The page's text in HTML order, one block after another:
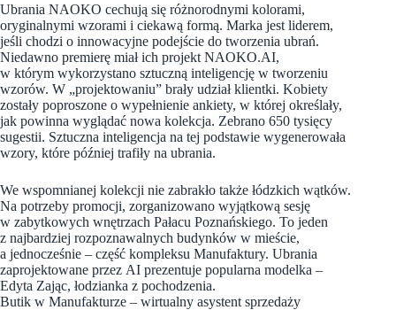
Ubrania NAOKO cechują się różnorodnymi kolorami,
oryginalnymi wzorami i ciekawą formą. Marka jest liderem,
jeśli chodzi o innowacyjne podejście do tworzenia ubrań.
Niedawno premierę miał ich projekt NAOKO.AI,
w którym wykorzystano sztuczną inteligencję w tworzeniu
wzorów. W „projektowaniu” brały udział klientki. Kobiety
zostały poproszone o wypełnienie ankiety, w której określały,
jak powinna wyglądać nowa kolekcja. Zebrano 650 tysięcy
sugestii. Sztuczna inteligencja na tej podstawie wygenerowała
wzory, które później trafiły na ubrania.
We wspomnianej kolekcji nie zabrakło także łódzkich wątków.
Na potrzeby promocji, zorganizowano wyjątkową sesję
w zabytkowych wnętrzach Pałacu Poznańskiego. To jeden
z najbardziej rozpoznawalnych budynków w mieście,
a jednocześnie – część kompleksu Manufaktury. Ubrania
zaprojektowane przez AI prezentuje popularna modelka –
Edyta Zając, łodzianka z pochodzenia.
Butik w Manufakturze – wirtualny asystent sprzedaży